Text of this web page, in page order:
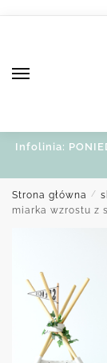
Infolinia:
Strona główna /
miarka wzrostu z